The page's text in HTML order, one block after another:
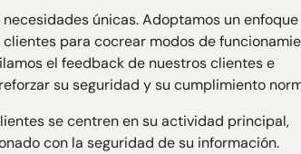
únicas. Adoptamos un
para cocrear modos de
el feedback de nuestros clientes e
su seguridad y su cumplimiento
se centren en su actividad principal,
con la seguridad de su información.